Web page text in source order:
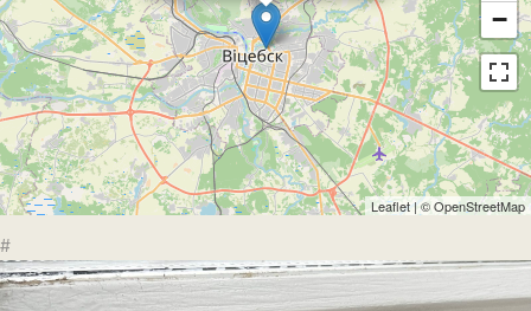
−
Leaflet | ©OpenStreetMap
#